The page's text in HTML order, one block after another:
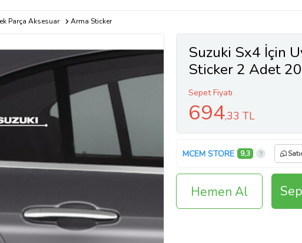
Parça Aksesuar Arma Sticker
Suzuki Sx4 İçin
Sticker 2 Adet
Sepet Fiyatı
694,33 TL
MCEM STORE 9,3
Hemen Al